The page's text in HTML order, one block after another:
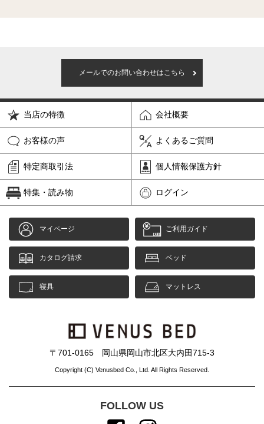
メールでのお問い合わせはこちら
当店の特徴 会社概要
お客様の声 よくあるご質問
特定商取引法 個人情報保護方針
特集・読み物 ログイン
マイページ ご利用ガイド
カタログ請求 ベッド
寝具 マットレス
〒701-0165 岡山県岡山市北区大内田715-3
Copyright (C) Venusbed Co., Ltd. All Rights Reserved.
FOLLOW US